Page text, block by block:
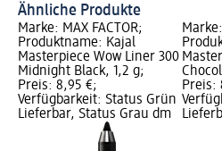
Ähnliche Produkte
Marke: MAX FACTOR;
Produktname: Kajal
Masterpiece Wow Liner 300
Midnight Black, 1,2 g;
Preis: 8,95 €;
Verfügbarkeit: Status Grün
Lieferbar, Status Grau dm
Preis: